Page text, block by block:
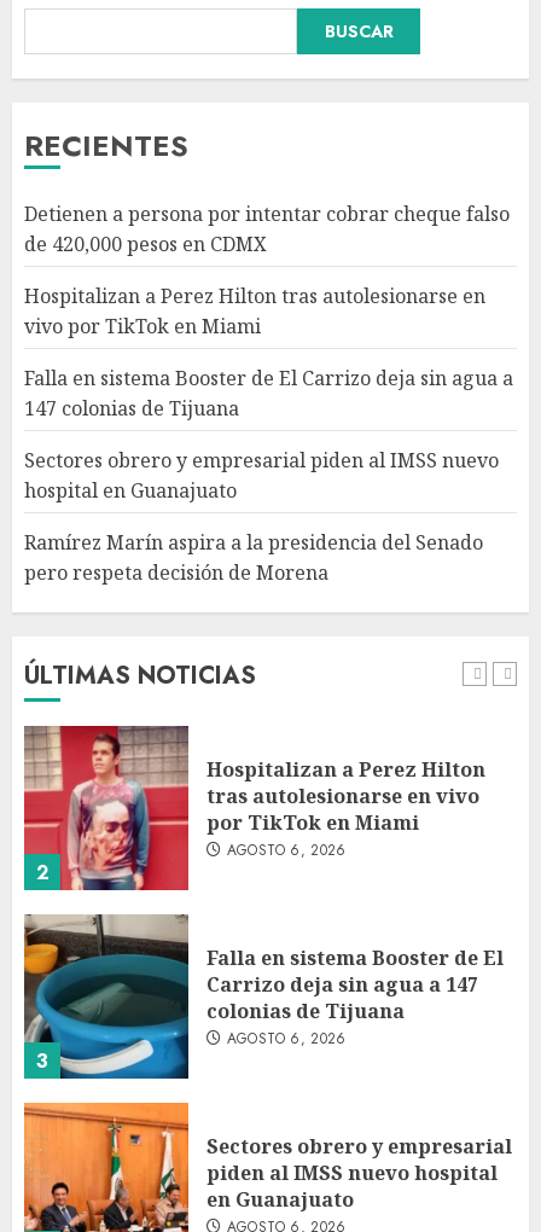
BUSCAR
RECIENTES
Detienen a persona por intentar cobrar cheque falso
de 420,000 pesos en CDMX
Hospitalizan a Perez Hilton tras autolesionarse en
vivo por TikTok en Miami
Falla en sistema Booster de El Carrizo deja sin agua a
147 colonias de Tijuana
Sectores obrero y empresarial piden al IMSS nuevo
hospital en Guanajuato
Ramírez Marín aspira a la presidencia del Senado
pero respeta decisión de Morena
ÚLTIMAS NOTICIAS
Falla en sistema Booster de El
Carrizo deja sin agua a 147
4
Sectores obrero y empresarial
piden al IMSS nuevo hospital
en Guanajuato
AGOSTO 6, 2026
5
Ramírez Marín aspira a la
presidencia del Senado pero
respeta decisión de Morena
AGOSTO 6, 2026
1
Detienen a persona por
intentar cobrar cheque falso
AGOSTO 6, 2026
2
Hospitalizan a Perez Hilton
tras autolesionarse en vivo
por TikTok en Miami
AGOSTO 6, 2026
3
Falla en sistema Booster de El
Carrizo deja sin agua a 147
colonias de Tijuana
AGOSTO 6, 2026
Sectores obrero y empresarial
piden al IMSS nuevo hospital
en Guanajuato
AGOSTO 6, 2026